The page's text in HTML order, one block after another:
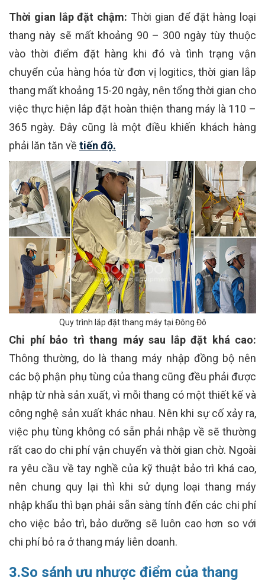
Thời gian lắp đặt chậm: Thời gian để đặt hàng loại
thang này sẽ mất khoảng 90 – 300 ngày tùy thuộc
vào thời điểm đặt hàng khi đó và tình trạng vận
chuyển của hàng hóa từ đơn vị logitics, thời gian lắp
thang mất khoảng 15-20 ngày, nên tổng thời gian cho
việc thực hiện lắp đặt hoàn thiện thang máy là 110 –
365 ngày. Đây cũng là một điều khiến khách hàng
phải lăn tăn về tiến độ.
Quy trình lắp đặt thang máy tại Đông Đô
Chi phí bảo trì thang máy sau lắp đặt khá cao:
Thông thường, do là thang máy nhập đồng bộ nên
các bộ phận phụ tùng của thang cũng đều phải được
nhập từ nhà sản xuất, vì mỗi thang có một thiết kế và
công nghệ sản xuất khác nhau. Nên khi sự cố xảy ra,
việc phụ tùng không có sẵn phải nhập về sẽ thường
rất cao do chi phí vận chuyển và thời gian chờ. Ngoài
ra yêu cầu về tay nghề của kỹ thuật bảo trì khá cao,
nên chung quy lại thì khi sử dụng loại thang máy
nhập khẩu thì bạn phải sẵn sàng tính đến các chi phí
cho việc bảo trì, bảo dưỡng sẽ luôn cao hơn so với
chi phí bỏ ra ở thang máy liên doanh.
3.So sánh ưu nhược điểm của thang